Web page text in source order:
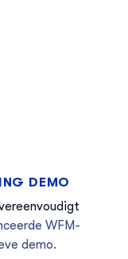
DEMO
WFM-
demo.